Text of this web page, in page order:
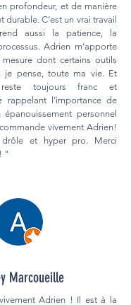
profondeur, et de manière
C’est un vrai travail
aussi la patience, la
Adrien m’apporte
dont certains outils
je pense, toute ma vie. Et
toujours franc et
rappelant l’importance de
personnel
vivement Adrien!
et hyper pro. Merci
"
Marcoueille
Adrien ! Il est à la